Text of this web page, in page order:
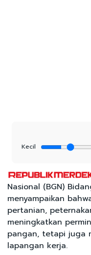
Kecil
Nasional (BGN)
menyampaikan
pertanian,
meningkatkan
pangan, tetapi juga
lapangan kerja.